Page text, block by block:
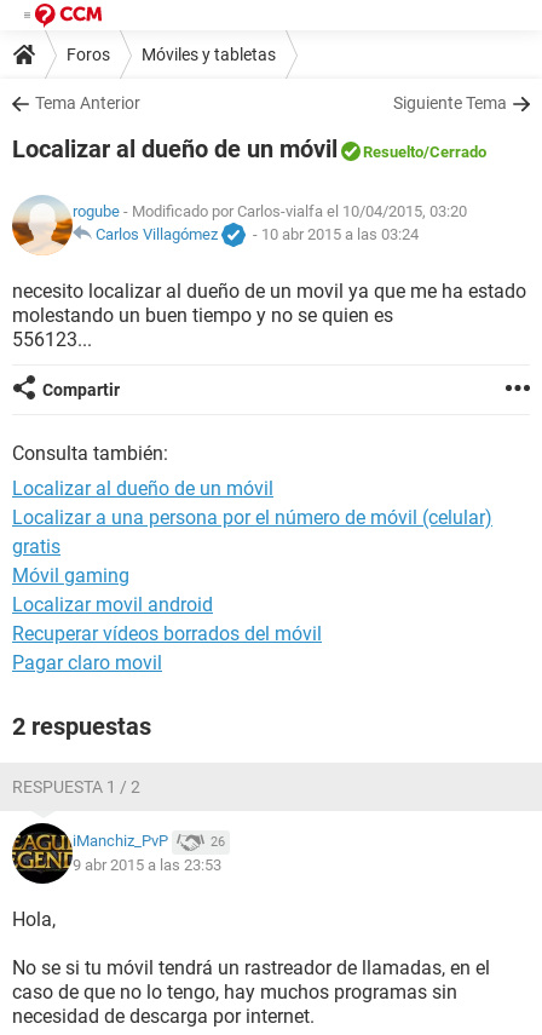
Foros Móviles y tabletas
Tema Anterior Siguiente Tema
Localizar al dueño de un móvil Resuelto/Cerrado
rogube - Modificado por Carlos-vialfa el 10/04/2015, 03:20
Carlos Villagómez
- 10 abr 2015 a las 03:24
necesito localizar al dueño de un movil ya que me ha estado
molestando un buen tiempo y no se quien es
556123...
Compartir
Consulta también:
Localizar al dueño de un móvil
Localizar a una persona por el número de móvil (celular)
gratis
Móvil gaming
Localizar movil android
Recuperar vídeos borrados del móvil
Pagar claro movil
2 respuestas
RESPUESTA 1 / 2
iManchiz_PvP 26
9 abr 2015 a las 23:53
Hola,
No se si tu móvil tendrá un rastreador de llamadas, en el
caso de que no lo tengo, hay muchos programas sin
necesidad de descarga por internet.